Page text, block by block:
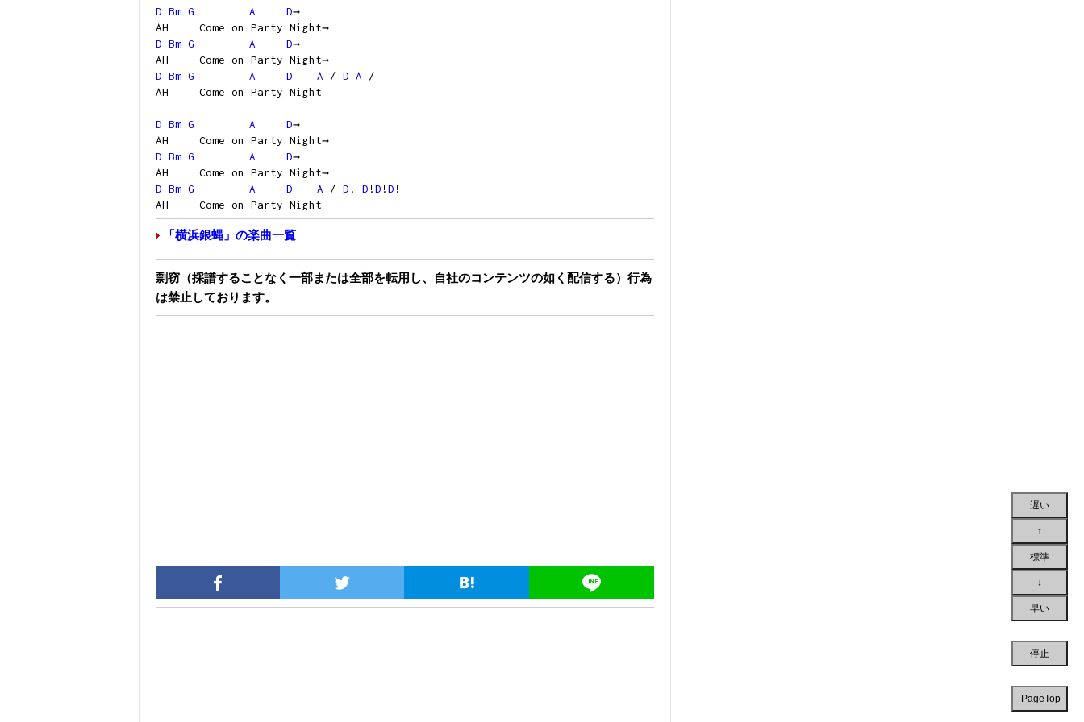
D Bm G A D→
AH Come on Party Night→
D Bm G A D→
AH Come on Party Night→
D Bm G A D A / D A /
AH Come on Party Night
D Bm G A D→
AH Come on Party Night→
D Bm G A D→
AH Come on Party Night→
D Bm G A D A / D ! D !D !D !
AH Come on Party Night
「横浜銀蝿」の楽曲一覧
剽窃（採譜することなく一部または全部を転用し、自社のコンテンツの如く配信する）行為
は禁止しております。